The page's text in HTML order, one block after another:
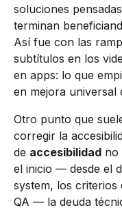
soluciones
terminan
Así fue con las
subtítulos en los
en apps: lo que
en mejora universal
Otro punto que
corregir la
de accesibilidad no
el inicio — desde el
system, los criterios
QA — la deuda